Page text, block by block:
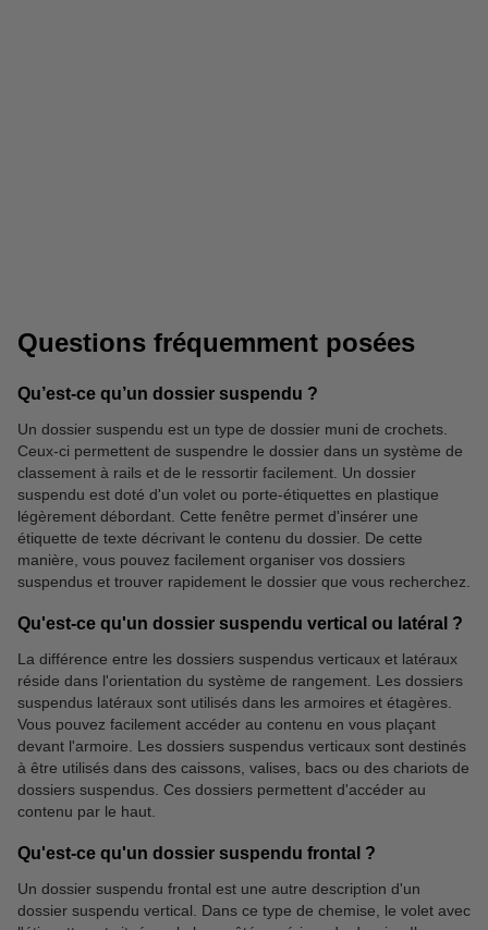
Classeurs
Questions fréquemment posées
Qu’est-ce qu’un dossier suspendu ?
Un dossier suspendu est un type de dossier muni de crochets.
Ceux-ci permettent de suspendre le dossier dans un système de
classement à rails et de le ressortir facilement. Un dossier
suspendu est doté d'un volet ou porte-étiquettes en plastique
légèrement débordant. Cette fenêtre permet d'insérer une
étiquette de texte décrivant le contenu du dossier. De cette
manière, vous pouvez facilement organiser vos dossiers
suspendus et trouver rapidement le dossier que vous recherchez.
Qu'est-ce qu'un dossier suspendu vertical ou latéral ?
La différence entre les dossiers suspendus verticaux et latéraux
réside dans l'orientation du système de rangement. Les dossiers
suspendus latéraux sont utilisés dans les armoires et étagères.
Vous pouvez facilement accéder au contenu en vous plaçant
devant l'armoire. Les dossiers suspendus verticaux sont destinés
à être utilisés dans des caissons, valises, bacs ou des chariots de
dossiers suspendus. Ces dossiers permettent d'accéder au
contenu par le haut.
Qu'est-ce qu'un dossier suspendu frontal ?
Un dossier suspendu frontal est une autre description d'un
dossier suspendu vertical. Dans ce type de chemise, le volet avec